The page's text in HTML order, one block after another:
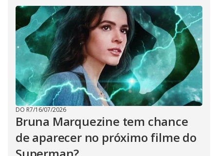
DO R7/16/07/2026
Bruna Marquezine tem chance
de aparecer no próximo filme do